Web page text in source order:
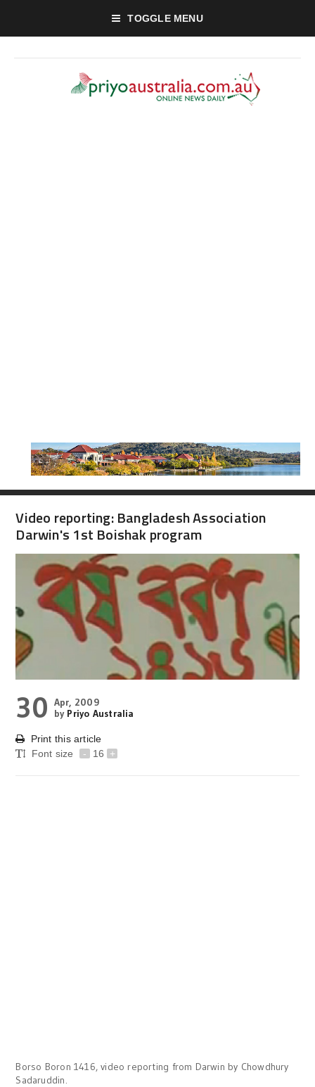
TOGGLE MENU
Video reporting: Bangladesh Association
Darwin's 1st Boishak program
30 Apr, 2009
by Priyo Australia
Print this article
Font size
- 16 +
Borso Boron 1416, video reporting from Darwin by Chowdhury
Sadaruddin.